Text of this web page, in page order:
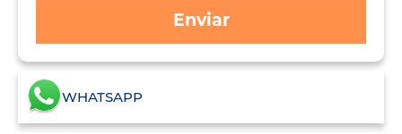
Enviar
WHATSAPP